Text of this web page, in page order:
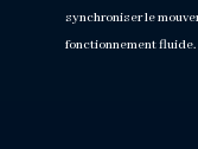
synchroniser le
fonctionnement fluide.